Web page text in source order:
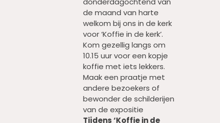
de maand van harte
welkom bij ons in de kerk
voor ‘Koffie in de kerk’.
Kom gezellig langs om
10.15 uur voor een kopje
koffie met iets lekkers.
Maak een praatje met
andere bezoekers of
bewonder de schilderijen
van de expositie
Tijdens ‘Koffie in de